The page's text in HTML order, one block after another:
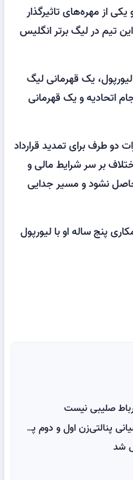
یکی از مهره‌های تاثیرگذار
تیم در لیگ برتر انگلیس
در لیورپول، یک قهرمانی لیگ
اتحادیه و یک قهرمانی
دو طرف برای تمدید قرارداد
بر سر شرایط مالی و
نشود و مسیر جدایی
پنج ساله او با لیورپول
رباط صلیبی نیست
اول و دوم پرسپولیس هستند
شد